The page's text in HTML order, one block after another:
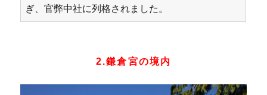
ぎ、官弊中社に列格されました。
2.鎌倉宮の境内